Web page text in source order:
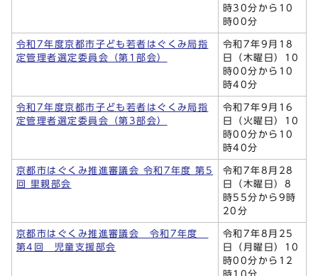
時30分から10
時00分
令和7年度京都市子ども若者はぐくみ局指
定管理者選定委員会（第1部会）
令和7年9月18
日（木曜日）10
時00分から10
時40分
令和7年度京都市子ども若者はぐくみ局指
定管理者選定委員会（第3部会）
令和7年9月16
日（火曜日）10
時00分から10
時40分
京都市はぐくみ推進審議会 令和7年度 第5
回 里親部会
令和7年8月28
日（木曜日）8
時55分から9時
20分
京都市はぐくみ推進審議会 令和7年度
第4回 児童支援部会
令和7年8月25
日（月曜日）10
時00分から12